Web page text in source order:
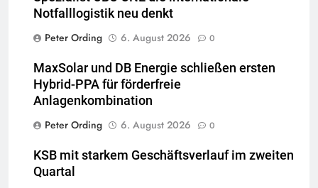
Notfalllogistik neu denkt
Peter Ording
6. August 2026 0
MaxSolar und DB Energie schließen ersten
Hybrid-PPA für förderfreie
Anlagenkombination
Peter Ording
6. August 2026 0
KSB mit starkem Geschäftsverlauf im zweiten
Quartal